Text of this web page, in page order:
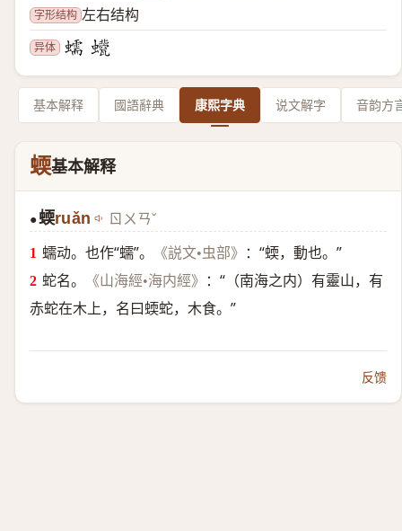
字形结构 左右结构
异体
基本解释 國語辭典 康熙字典 说文解字 音韵方
蝡基本解释
●蝡ruǎn ㄖㄨㄢˇ
蠕动。也作“蠕”。 《説文•虫部》
：“蝡，動也。”
蛇名。
《山海經•海内經》
：“（南海之内）有靈山，有
赤蛇在木上，名曰蝡蛇，木食。”
反馈